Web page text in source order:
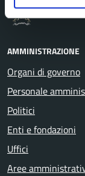
AMMINISTRAZIONE
Organi di governo
Personale
Politici
Enti e fondazioni
Uffici
Aree